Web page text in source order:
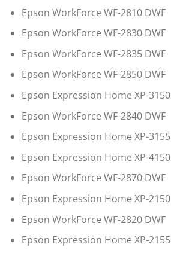
Epson WorkForce WF-2810 DWF
Epson WorkForce WF-2830 DWF
Epson WorkForce WF-2835 DWF
Epson WorkForce WF-2850 DWF
Epson Expression Home XP-3150
Epson WorkForce WF-2840 DWF
Epson Expression Home XP-3155
Epson Expression Home XP-4150
Epson WorkForce WF-2870 DWF
Epson Expression Home XP-2150
Epson WorkForce WF-2820 DWF
Epson Expression Home XP-2155